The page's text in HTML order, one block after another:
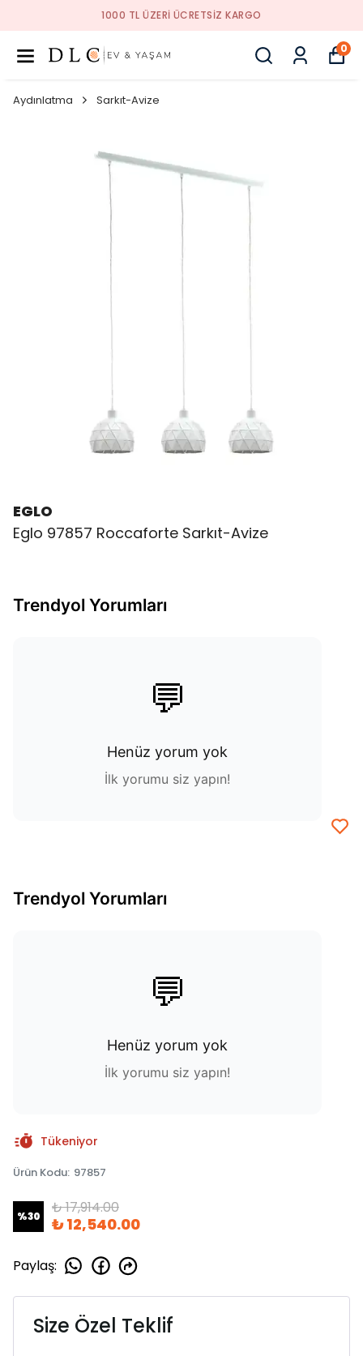
1000 TL ÜZERI ÜCRETSIZ KARGO
0
Aydınlatma Sarkıt-Avize
EGLO
Eglo 97857 Roccaforte Sarkıt-Avize
Trendyol Yorumları
💬
Henüz yorum yok
İlk yorumu siz yapın!
Trendyol Yorumları
💬
Henüz yorum yok
İlk yorumu siz yapın!
Tükeniyor
Ürün Kodu: 97857
%30 ₺ 17,914.00
₺ 12,540.00
Paylaş:
Size Özel Teklif